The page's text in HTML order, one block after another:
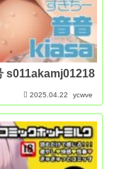
s011akamj01218
2025.04.22 ycwve